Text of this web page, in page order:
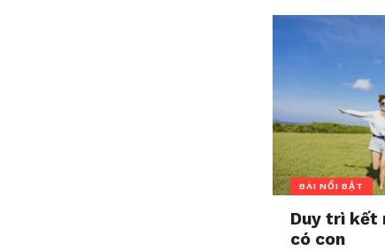
BÀI NỔI BẬT
Duy trì kết
có con